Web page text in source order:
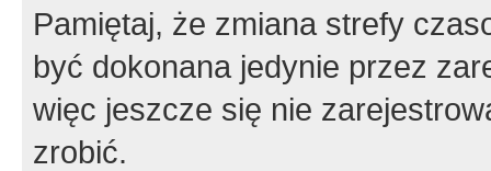
Pamiętaj, że zmiana strefy
być dokonana jedynie przez
więc jeszcze się nie
zrobić.